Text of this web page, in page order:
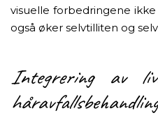
visuelle forbedringene
også øker selvtilliten og
Integrering av